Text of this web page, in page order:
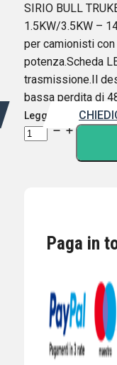
SIRIO BULL
1.5KW/3.5KW –
per camionisti
potenza.Scheda
trasmissione.Il
bassa perdita di
Leggi di più
SIRIO
ANTENNA
1.5KW/3KW
Paga in